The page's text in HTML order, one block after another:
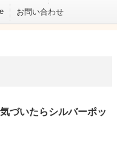
お問い合わせ
づいたらシルバーポッ